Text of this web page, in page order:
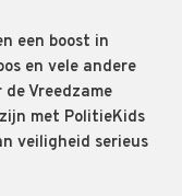
een boost in
en vele andere
Vreedzame
met PolitieKids
veiligheid serieus